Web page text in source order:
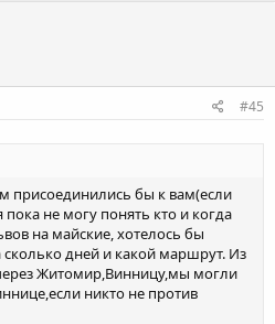
#45
присоединились бы к вам(если
пока не могу понять кто и когда
на майские, хотелось бы
сколько дней и какой маршрут. Из
Житомир,Винницу,мы могли
никто не против